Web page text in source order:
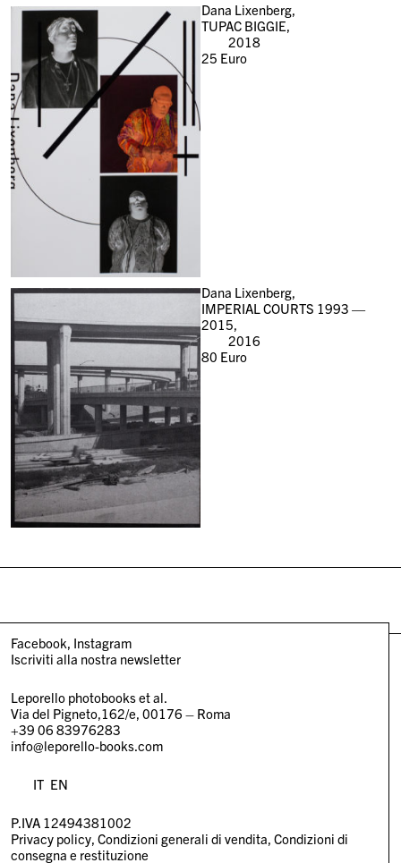
Dana Lixenberg,
TUPAC BIGGIE,
2018
25 Euro
Dana Lixenberg,
IMPERIAL COURTS 1993 —
2015,
2016
80 Euro
Facebook Instagram
Iscriviti alla nostra newsletter
Leporello photobooks et al.
Via del Pigneto,162/e, 00176 – Roma
+39 06 83976283
info@leporello-books.com
IT EN
P.IVA 12494381002
Privacy policy Condizioni generali di vendita Condizioni di
consegna e restituzione